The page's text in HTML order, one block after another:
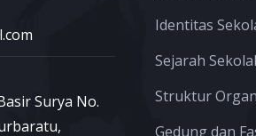
Surya No.
Identitas
Sejarah
Struktur
Gedung dan